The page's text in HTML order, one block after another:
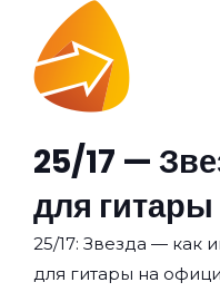
25/17 —
для гитары
25/17: Звезда — как
для гитары на